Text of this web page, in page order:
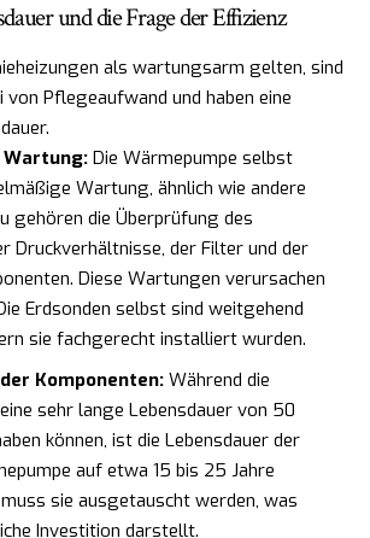
und die Frage der Effizienz
als wartungsarm gelten, sind
Pflegeaufwand und haben eine
Wartung: Die Wärmepumpe selbst
Wartung, ähnlich wie andere
gehören die Überprüfung des
Druckverhältnisse, der Filter und der
Diese Wartungen verursachen
Erdsonden selbst sind weitgehend
sie fachgerecht installiert wurden.
Komponenten: Während die
sehr lange Lebensdauer von 50
können, ist die Lebensdauer der
auf etwa 15 bis 25 Jahre
sie ausgetauscht werden, was
Investition darstellt.